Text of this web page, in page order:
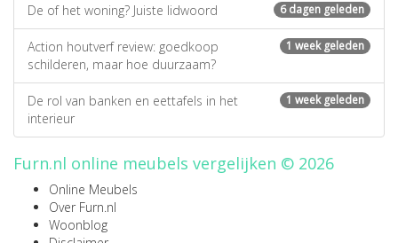
6 dagen geleden
De of het woning? Juiste lidwoord
1 week geleden
Action houtverf review: goedkoop
schilderen, maar hoe duurzaam?
1 week geleden
De rol van banken en eettafels in het
interieur
Furn.nl online meubels vergelijken © 2026
Online Meubels
Over Furn.nl
Woonblog